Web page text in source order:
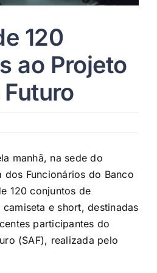
120
ao Projeto
manhã, na sede do
dos Funcionários do Banco
120 conjuntos de
e short, destinadas
participantes do
(SAF), realizada pelo